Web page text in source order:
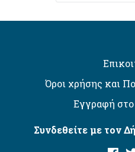
Όροι χρήσης και
Εγγραφή
Συνδεθείτε με τον